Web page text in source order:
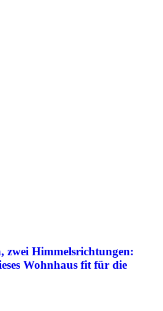
zwei Himmelsrichtungen:
Wohnhaus fit für die